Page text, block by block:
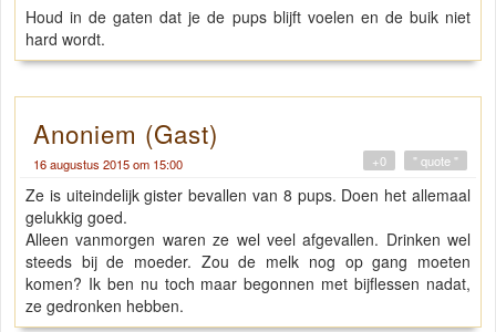
Houd in de gaten dat je de pups blijft voelen en de buik niet
hard wordt.
Anoniem (Gast)
16 augustus 2015 om 15:00 " quote "
+0
Ze is uiteindelijk gister bevallen van 8 pups. Doen het allemaal
gelukkig goed.
Alleen vanmorgen waren ze wel veel afgevallen. Drinken wel
steeds bij de moeder. Zou de melk nog op gang moeten
komen? Ik ben nu toch maar begonnen met bijflessen nadat,
ze gedronken hebben.